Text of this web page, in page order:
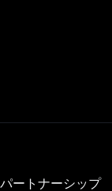
パートナーシップ